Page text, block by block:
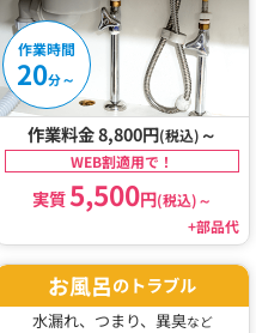
作業時間
20分～
作業料金 8,800円(税込) ～
WEB割適用で！
実質5,500円(税込)～
+部品代
お風呂のトラブル
水漏れ、つまり、異臭など